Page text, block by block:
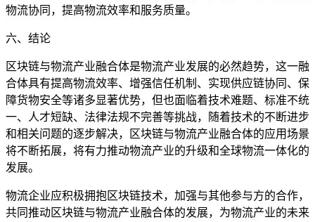
物流协同，提高物流效率和服务质量。
六、结论
区块链与物流产业融合体是物流产业发展的必然趋势，这一融
合体具有提高物流效率、增强信任机制、实现供应链协同、保
障货物安全等诸多显著优势，但也面临着技术难题、标准不统
一、人才短缺、法律法规不完善等挑战，随着技术的不断进步
和相关问题的逐步解决，区块链与物流产业融合体的应用场景
将不断拓展，将有力推动物流产业的升级和全球物流一体化的
发展。
物流企业应积极拥抱区块链技术，加强与其他参与方的合作，
共同推动区块链与物流产业融合体的发展，为物流产业的未来